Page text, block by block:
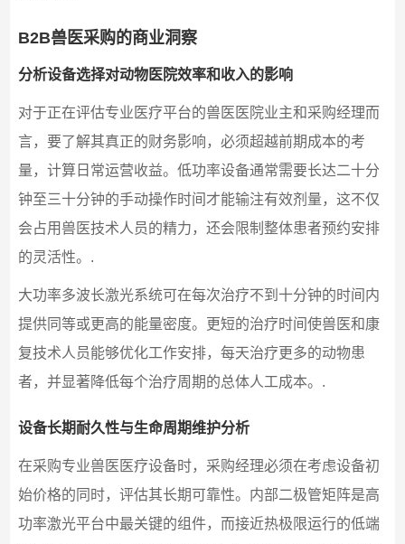
B2B兽医采购的商业洞察
分析设备选择对动物医院效率和收入的影响
对于正在评估专业医疗平台的兽医医院业主和采购经理而
言，要了解其真正的财务影响，必须超越前期成本的考
量，计算日常运营收益。低功率设备通常需要长达二十分
钟至三十分钟的手动操作时间才能输注有效剂量，这不仅
会占用兽医技术人员的精力，还会限制整体患者预约安排
的灵活性。.
大功率多波长激光系统可在每次治疗不到十分钟的时间内
提供同等或更高的能量密度。更短的治疗时间使兽医和康
复技术人员能够优化工作安排，每天治疗更多的动物患
者，并显著降低每个治疗周期的总体人工成本。.
设备长期耐久性与生命周期维护分析
在采购专业兽医医疗设备时，采购经理必须在考虑设备初
始价格的同时，评估其长期可靠性。内部二极管矩阵是高
功率激光平台中最关键的组件，而接近热极限运行的低端